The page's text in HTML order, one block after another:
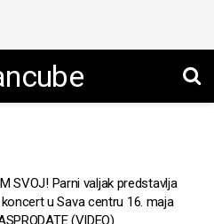
SVOJ! Parni valjak predstavlja
u Sava centru 16. maja
(VIDEO)